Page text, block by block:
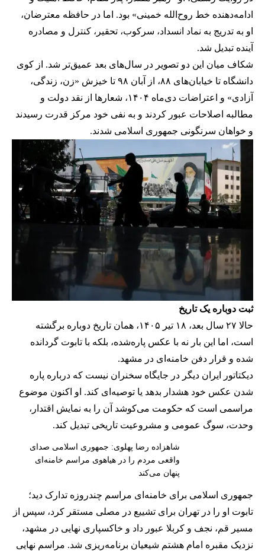
ادامه‌دهنده خط روح‌الله خمینی» بود. اما در حافظه معترضان،
او به تدریج به نماد انسداد، سرکوب، تحقیر، کنترل و مصادره
آینده تبدیل شد.
شکاف میان این دو تصویر در سال‌های بعد عمیق‌تر شد. از کوی
دانشگاه تا خیابان‌های ۸۸، از آبان ۹۸ تا خیزش «زن، زندگی،
آزادی» و اعتراضات دی‌ماه ۱۴۰۴، شعارها از نقد دولت و
مطالبه اصلاحات عبور کردند و به نفی خود مرکز قدرت رسیدند
و خواهان سرنگونی جمهوری اسلامی شدند.
ثبت دوباره یک تاریخ
حالا ۲۷ سال بعد، ۱۸ تیر ۱۴۰۵، همان تاریخ دوباره برگشته
است، اما این بار نه با عکس پاره‌شده، بلکه با تابوت گردانده
شده و قرار دفن خامنه‌ای در مشهد.
دیکتاتور ایران دیگر در جایگاه سخنران نیست که درباره پاره
شدن عکس خود هشدار بدهد یا توصیه‌ای کند. او اکنون موضوع
مراسمی است که حکومت می‌کوشد آن را به نمایش اقتدار،
وحدت، سوگ عمومی و مشروعیت تاریخی تبدیل کند.
شاهزاده رضا پهلوی: جمهوری اسلامی صدای
واقعی مردم را در هیاهوی مراسم خامنه‌ای
پنهان می‌کند
جمهوری اسلامی برای خامنه‌ای مراسم چندروزه تدارک دید؛
تابوت او را در تهران برای تشییع در مصلی مستقر کرد، سپس از
مسیر قم، نجف و کربلا عبور داد و خاکسپاری نهایی در مشهد،
نزدیک مقبره امام هشتم شیعیان برنامه‌ریزی شد. مراسم نهایی